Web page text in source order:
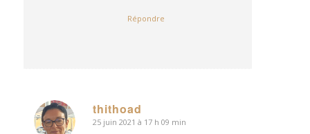
Répondre
thithoad
dit
25 juin 2021 à 17 h 09 min